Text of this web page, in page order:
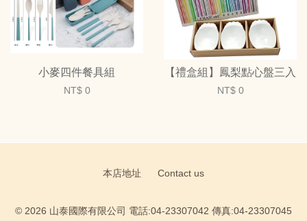
小麥四件餐具組
NT$ 0
【禮盒組】鳳梨點心盤三入
NT$ 0
本店地址 Contact us
© 2026 山泰國際有限公司 電話:04-23307042 傳真:04-23307045